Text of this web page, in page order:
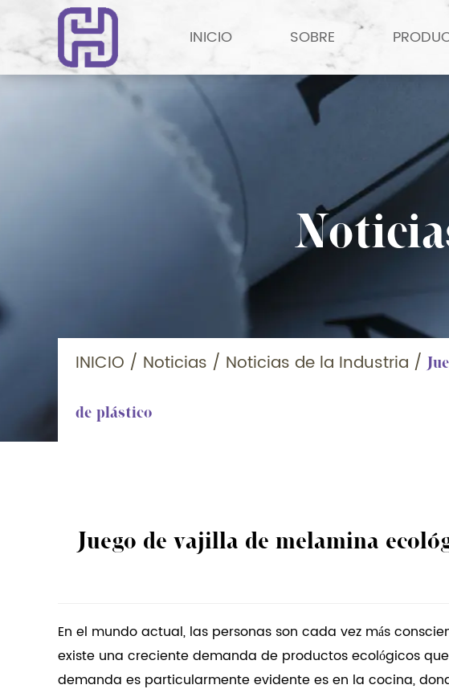
INICIO SOBRE
INICIO / Noticias / Noticias de la Industria /
de plástico
Juego de vajilla de melamina
En el mundo actual, las personas son cada vez más
existe una creciente demanda de productos ecológicos
demanda es particularmente evidente es en la cocina,